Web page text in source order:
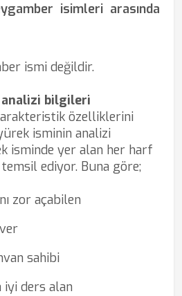
isimleri arasında
ismi değildir.
bilgileri
özelliklerini
isminin analizi
isminde yer alan her harf
ediyor. Buna göre;
zor açabilen
sahibi
iyi ders alan